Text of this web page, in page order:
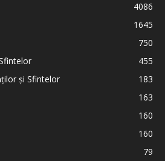
4086
1645
750
455
și Sfintelor
183
163
160
160
79